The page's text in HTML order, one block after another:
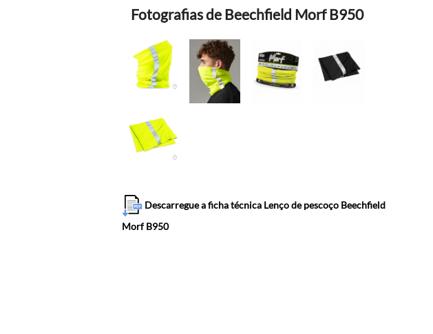
Fotografias de Beechfield Morf B950
Descarregue a ficha técnica Lenço de pescoço Beechfield
Morf B950